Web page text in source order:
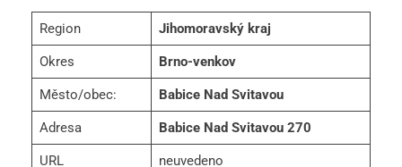
Region Jihomoravský kraj
Okres Brno-venkov
Město/obec: Babice Nad Svitavou
Adresa Babice Nad Svitavou 270
URL neuvedeno